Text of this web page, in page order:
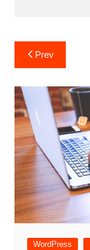
Post
navigation
Prev
WordPress